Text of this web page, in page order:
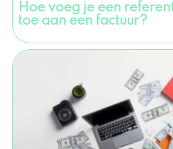
Hoe voeg je een
toe aan een factuur?